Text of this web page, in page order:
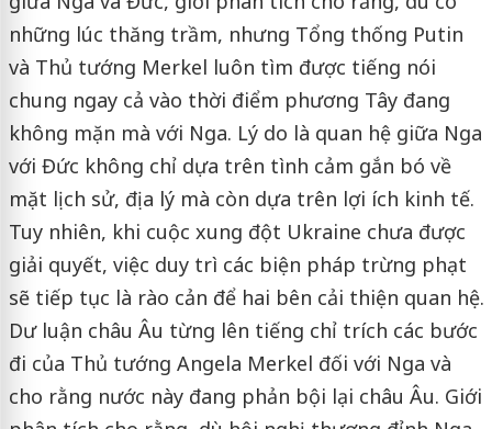
những lúc thăng trầm, nhưng Tổng thống Putin
và Thủ tướng Merkel luôn tìm được tiếng nói
chung ngay cả vào thời điểm phương Tây đang
không mặn mà với Nga. Lý do là quan hệ giữa Nga
với Đức không chỉ dựa trên tình cảm gắn bó về
mặt lịch sử, địa lý mà còn dựa trên lợi ích kinh tế.
Tuy nhiên, khi cuộc xung đột Ukraine chưa được
giải quyết, việc duy trì các biện pháp trừng phạt
sẽ tiếp tục là rào cản để hai bên cải thiện quan hệ.
Dư luận châu Âu từng lên tiếng chỉ trích các bước
đi của Thủ tướng Angela Merkel đối với Nga và
cho rằng nước này đang phản bội lại châu Âu. Giới